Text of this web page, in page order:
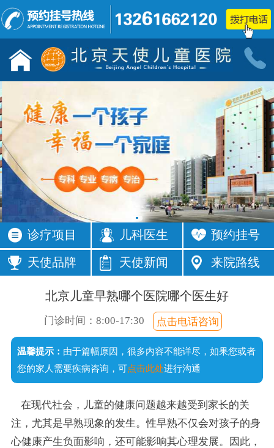
儿童发育行为科门诊
多动症 抽动症
发育迟缓
语言障碍
遗尿症
矮小症
自闭症
注意力不集
中
按症状
活动过多 频繁眨眼
发育落后
成绩差
小儿神经
按病种
智力低下
智力发育
缓
癫痫
按症状
不爱说话
常流口水
足外翻
诊疗项目 儿科医生 预约挂号
天使品牌 天使新闻 来院路线
北京儿童早熟哪个医院哪个医生好
门诊时间：8:00-17:30 点击电话咨询
温馨提示： 由于篇幅原因，很多内容不能详尽，如果您或者
您的家人需要疾病咨询，可点击此处进行沟通
在现代社会，儿童的健康问题越来越受到家长的关
注，尤其是早熟现象的发生。性早熟不仅会对孩子的身
心健康产生负面影响，还可能影响其心理发展。因此，